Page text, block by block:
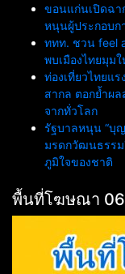
ขอนแก่นเปิดฉาก
หนุนผู้ประกอบก
ททท. ชวน feel
พบเมืองไทยมุม
ท่องเที่ยวไทยแ
สากล ตอกย้ำผ
จากทั่วโลก
รัฐบาลหนุน “บุ
มรดกวัฒนธรรม
ภูมิใจของชาติ
พื้นที่โฆษณา